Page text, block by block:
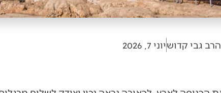
הרב גבי קדושיוני 7, 2026